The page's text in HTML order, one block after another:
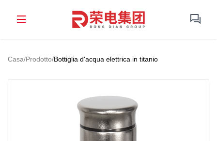
Casa/Prodotto/Bottiglia d'acqua elettrica in titanio